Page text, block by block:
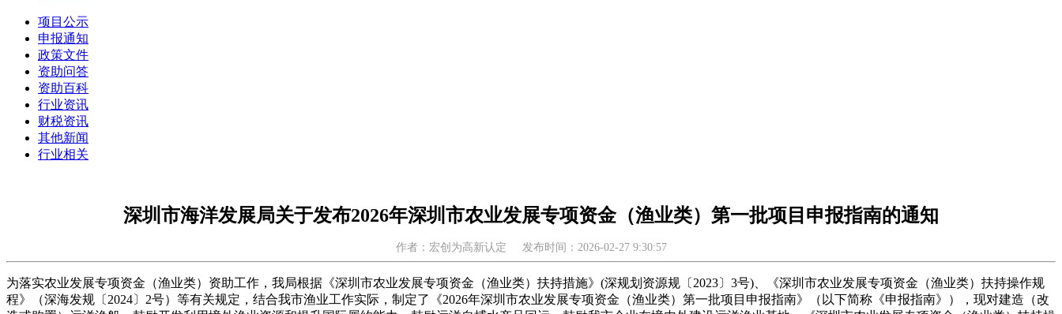
项目公示
申报通知
政策文件
资助问答
资助百科
行业资讯
财税资讯
其他新闻
行业相关
深圳市海洋发展局关于发布2026年深圳市农业发展专项资金（渔业类）第一批项目申报指南的通知
作者：宏创为高新认定 发布时间：2026-02-27 9:30:57
为落实农业发展专项资金（渔业类）资助工作，我局根据《深圳市农业发展专项资金（渔业类）扶持措施》(深规划资源规〔2023〕3号)、《深圳市农业发展专项资金（渔业类）扶持操作规
程》（深海发规〔2024〕2号）等有关规定，结合我市渔业工作实际，制定了《2026年深圳市农业发展专项资金（渔业类）第一批项目申报指南》（以下简称《申报指南》），现对建造（改